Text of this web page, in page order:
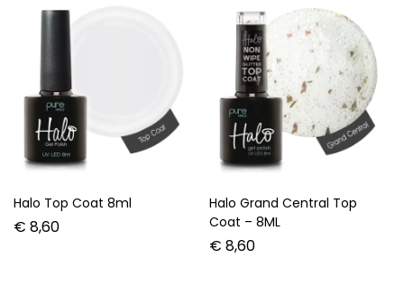
Halo Top Coat 8ml
€ 8,60
Halo Grand Central Top
Coat – 8ML
€ 8,60